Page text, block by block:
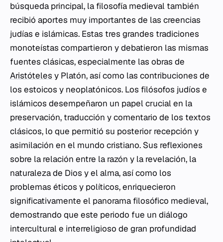
búsqueda principal, la filosofía medieval también
recibió aportes muy importantes de las creencias
judías e islámicas. Estas tres grandes tradiciones
monoteístas compartieron y debatieron las mismas
fuentes clásicas, especialmente las obras de
Aristóteles y Platón, así como las contribuciones de
los estoicos y neoplatónicos. Los filósofos judíos e
islámicos desempeñaron un papel crucial en la
preservación, traducción y comentario de los textos
clásicos, lo que permitió su posterior recepción y
asimilación en el mundo cristiano. Sus reflexiones
sobre la relación entre la razón y la revelación, la
naturaleza de Dios y el alma, así como los
problemas éticos y políticos, enriquecieron
significativamente el panorama filosófico medieval,
demostrando que este periodo fue un diálogo
intercultural e interreligioso de gran profundidad